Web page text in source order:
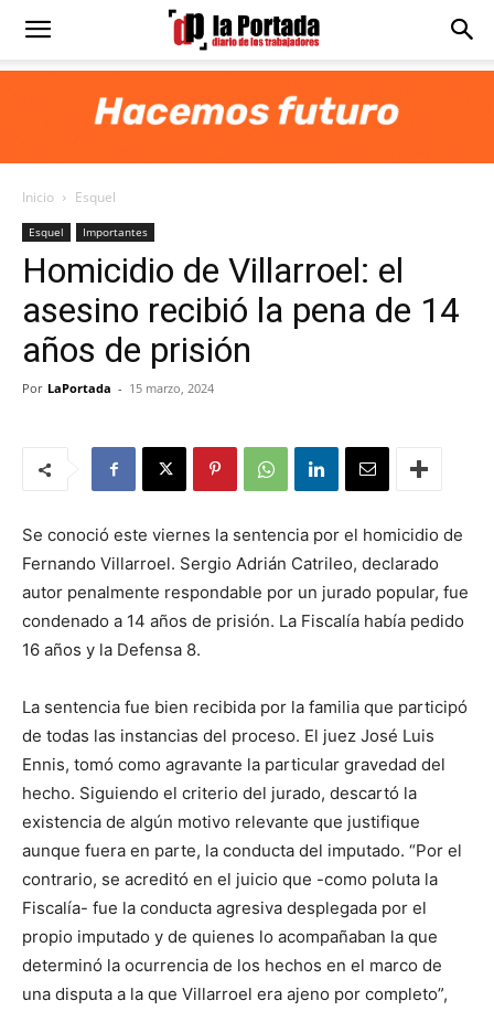
Diario
Portada
Inicio Esquel
Esquel Importantes
Homicidio de Villarroel: el
asesino recibió la pena de 14
años de prisión
Por LaPortada - 15 marzo, 2024
Se conoció este viernes la sentencia por el homicidio de
Fernando Villarroel. Sergio Adrián Catrileo, declarado
autor penalmente respondable por un jurado popular, fue
condenado a 14 años de prisión. La Fiscalía había pedido
16 años y la Defensa 8.
La sentencia fue bien recibida por la familia que participó
de todas las instancias del proceso. El juez José Luis
Ennis, tomó como agravante la particular gravedad del
hecho. Siguiendo el criterio del jurado, descartó la
existencia de algún motivo relevante que justifique
aunque fuera en parte, la conducta del imputado. “Por el
contrario, se acreditó en el juicio que -como poluta la
Fiscalía- fue la conducta agresiva desplegada por el
propio imputado y de quienes lo acompañaban la que
determinó la ocurrencia de los hechos en el marco de
una disputa a la que Villarroel era ajeno por completo”,